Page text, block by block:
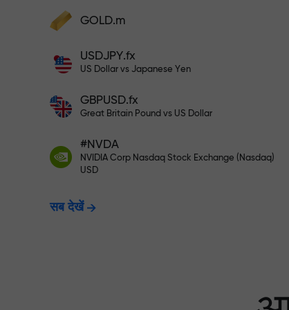
फंड्स डिपॉज़िट करें और अपने डिपॉज़िट से 1,000
डिपॉज़िट, उतना बड़ा मल्टिप्लायर।
अपने खाते में $333 जमा करें — और
रिस्क-फ्री ट्रेडिंग
X1000 तक बोनस
GOLD.m
USDJPY.fx
US Dollar vs Japanese Yen
GBPUSD.fx
Great Britain Pound vs US Dollar
#NVDA
NVIDIA Corp Nasdaq Stock Exchange (Nasdaq)
USD
सब देखें